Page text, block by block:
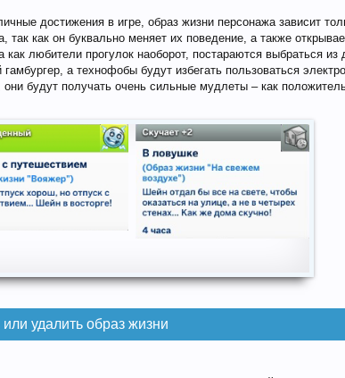
достижения в игре, образ жизни персонажа зависит
как он буквально меняет их поведение, а также
любители прогулок наоборот, постараются выбраться
а технофобы будут избегать пользоваться
будут получать очень сильные мудлеты – как
или удалить образ жизни